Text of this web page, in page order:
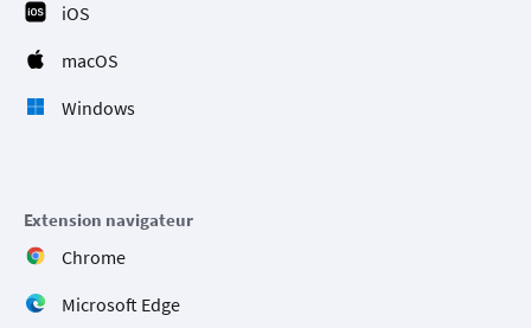
iOS
macOS
Windows
Extension navigateur
Chrome
Microsoft Edge